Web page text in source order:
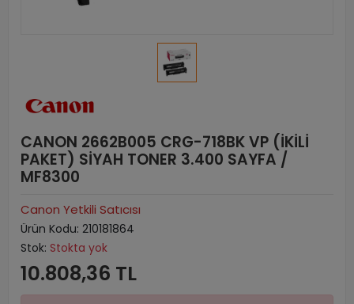
CANON 2662B005 CRG-718BK VP (İKİLİ
PAKET) SİYAH TONER 3.400 SAYFA /
MF8300
Canon Yetkili Satıcısı
Ürün Kodu: 210181864
Stok: Stokta yok
10.808,36 TL